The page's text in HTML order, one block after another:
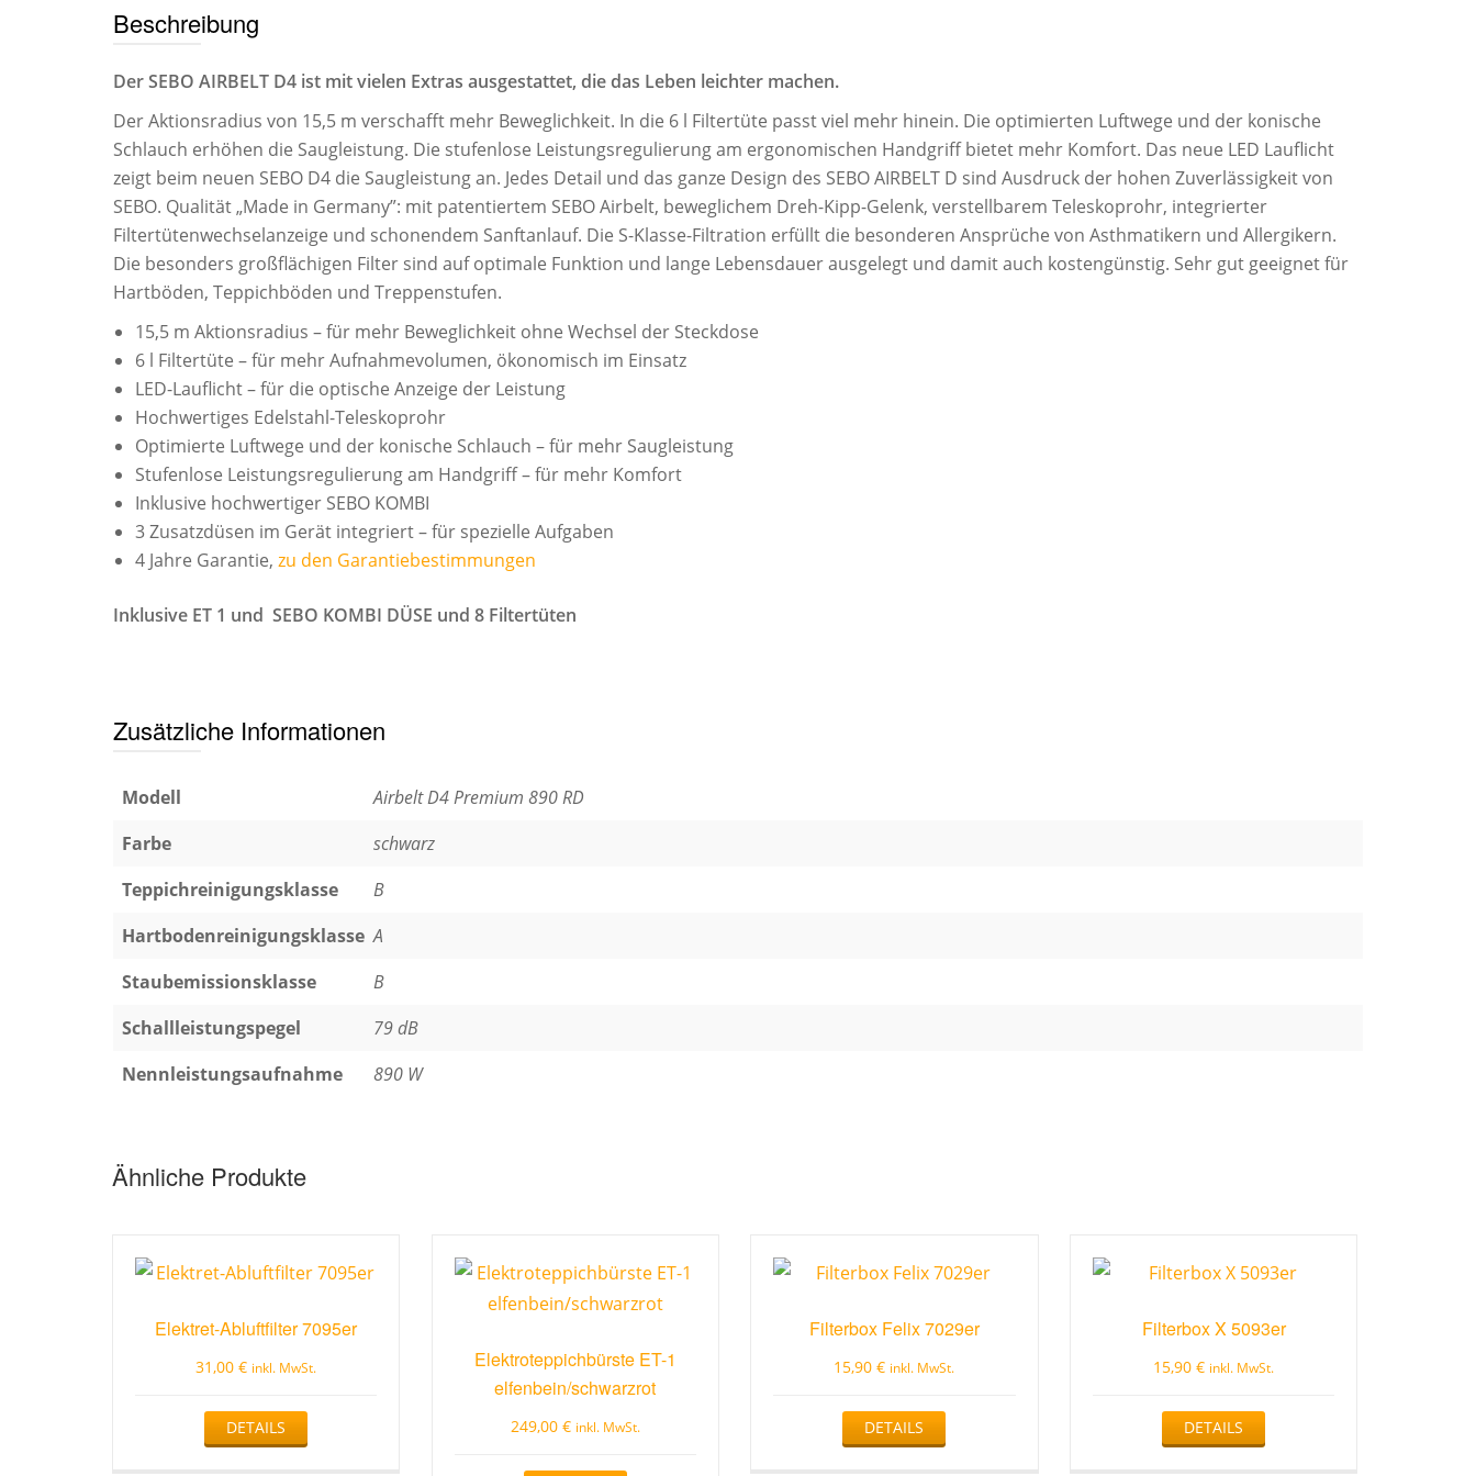
Beschreibung
Der SEBO AIRBELT D4 ist mit vielen Extras ausgestattet, die das Leben leichter machen.
Der Aktionsradius von 15,5 m verschafft mehr Beweglichkeit. In die 6 l Filtertüte passt viel mehr hinein. Die optimierten Luftwege und der konische
Schlauch erhöhen die Saugleistung. Die stufenlose Leistungsregulierung am ergonomischen Handgriff bietet mehr Komfort. Das neue LED Lauflicht
zeigt beim neuen SEBO D4 die Saugleistung an. Jedes Detail und das ganze Design des SEBO AIRBELT D sind Ausdruck der hohen Zuverlässigkeit von
SEBO. Qualität „Made in Germany”: mit patentiertem SEBO Airbelt, beweglichem Dreh-Kipp-Gelenk, verstellbarem Teleskoprohr, integrierter
Filtertütenwechselanzeige und schonendem Sanftanlauf. Die S-Klasse-Filtration erfüllt die besonderen Ansprüche von Asthmatikern und Allergikern.
Die besonders großflächigen Filter sind auf optimale Funktion und lange Lebensdauer ausgelegt und damit auch kostengünstig. Sehr gut geeignet für
Hartböden, Teppichböden und Treppenstufen.
15,5 m Aktionsradius – für mehr Beweglichkeit ohne Wechsel der Steckdose
6 l Filtertüte – für mehr Aufnahmevolumen, ökonomisch im Einsatz
LED-Lauflicht – für die optische Anzeige der Leistung
Hochwertiges Edelstahl-Teleskoprohr
Optimierte Luftwege und der konische Schlauch – für mehr Saugleistung
Stufenlose Leistungsregulierung am Handgriff – für mehr Komfort
Inklusive hochwertiger SEBO KOMBI
3 Zusatzdüsen im Gerät integriert – für spezielle Aufgaben
4 Jahre Garantie, zu den Garantiebestimmungen
Inklusive ET 1 und SEBO KOMBI DÜSE und 8 Filtertüten
Zusätzliche Informationen
Modell
Airbelt D4 Premium 890 RD
Farbe
schwarz
Teppichreinigungsklasse
B
Hartbodenreinigungsklasse A
Staubemissionsklasse
B
Schallleistungspegel
79 dB
Nennleistungsaufnahme
890 W
Ähnliche Produkte
Elektret-Abluftfilter 7095er
31,00€ inkl. MwSt.
DETAILS
Dieses
Produkt
Elektroteppichbürste ET-1
elfenbein/schwarzrot
249,00 € inkl. MwSt.
Filterbox Felix 7029er
15,90€ inkl. MwSt.
DETAILS
Filterbox X 5093er
15,90€ inkl. MwSt.
DETAILS